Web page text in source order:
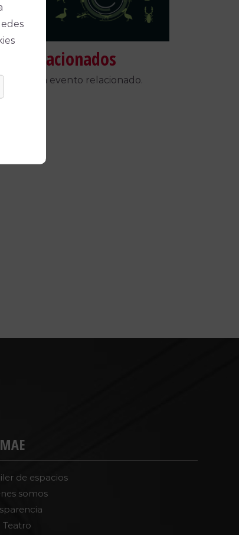
relacionados
un evento relacionado.
de espacios
somos
Teatro